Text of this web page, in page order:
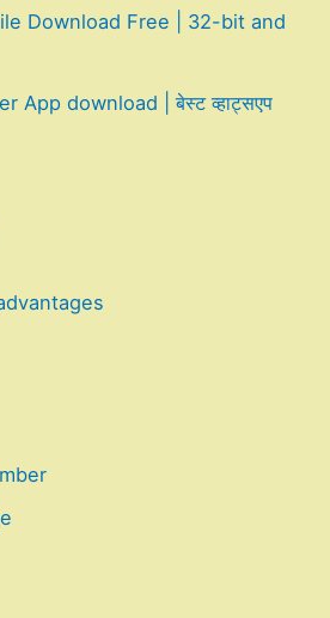
Download Free | 32-bit and
App download | बेस्ट व्हाट्सएप